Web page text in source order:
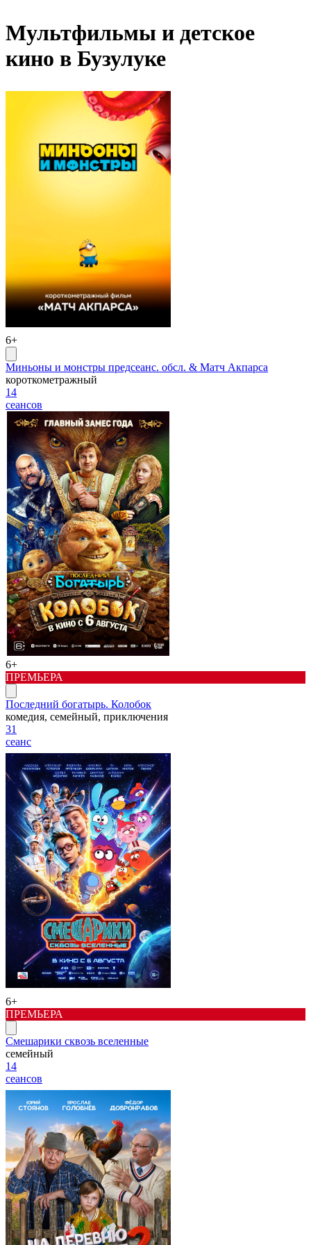
Мультфильмы и детское
кино в Бузулуке
6+
Миньоны и монстры предсеанс. обсл. & Матч Акпарса
короткометражный
14
сеансов
6+
ПРЕМЬЕРА
Последний богатырь. Колобок
комедия, семейный, приключения
31
сеанс
6+
ПРЕМЬЕРА
Смешарики сквозь вселенные
семейный
14
сеансов